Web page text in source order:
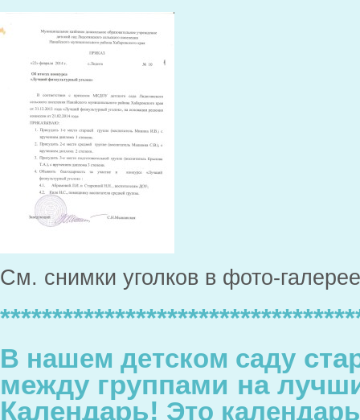
См. снимки уголков в фото-
В нашем детском саду
между группами на
Календарь! Это